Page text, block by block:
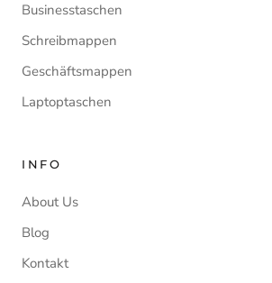
Businesstaschen
Schreibmappen
Geschäftsmappen
Laptoptaschen
INFO
About Us
Blog
Kontakt